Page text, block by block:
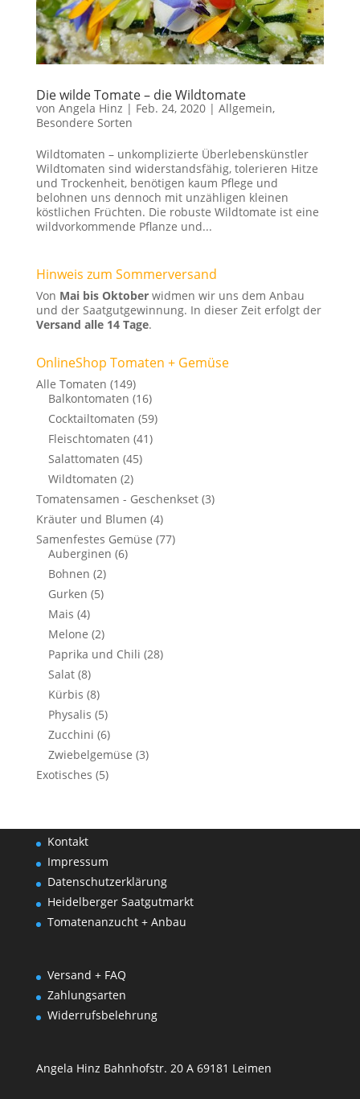
Die wilde Tomate – die Wildtomate
von Angela Hinz | Feb. 24, 2020| Allgemein,
Besondere Sorten
Wildtomaten – unkomplizierte Überlebenskünstler
Wildtomaten sind widerstandsfähig, tolerieren Hitze
und Trockenheit, benötigen kaum Pflege und
belohnen uns dennoch mit unzähligen kleinen
köstlichen Früchten. Die robuste Wildtomate ist eine
wildvorkommende Pflanze und...
Hinweis zum Sommerversand
Von Mai bis Oktoberwidmen wir uns dem Anbau
und der Saatgutgewinnung. In dieser Zeit erfolgt der
Versand alle 14 Tage.
OnlineShop Tomaten + Gemüse
Alle Tomaten (149)
Balkontomaten (16)
Cocktailtomaten (59)
Fleischtomaten (41)
Salattomaten (45)
Wildtomaten (2)
Tomatensamen - Geschenkset (3)
Kräuter und Blumen (4)
Samenfestes Gemüse (77)
Auberginen (6)
Bohnen (2)
Gurken (5)
Mais (4)
Melone (2)
Paprika und Chili (28)
Salat (8)
Kürbis (8)
Physalis (5)
Zucchini (6)
Zwiebelgemüse (3)
Exotisches (5)
Kontakt
Impressum
Datenschutzerklärung
Heidelberger Saatgutmarkt
Tomatenanzucht + Anbau
Versand + FAQ
Zahlungsarten
Widerrufsbelehrung
Angela Hinz Bahnhofstr. 20 A 69181 Leimen